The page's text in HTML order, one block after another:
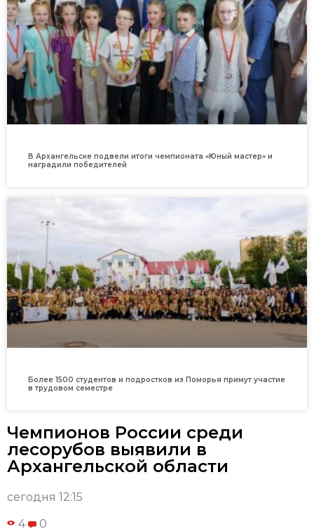
В Архангельске подвели итоги чемпионата «Юный мастер» и
наградили победителей
Более 1500 студентов и подростков из Поморья примут участие
в трудовом семестре
Чемпионов России среди
лесорубов выявили в
Архангельской области
сегодня 12:15
4 0